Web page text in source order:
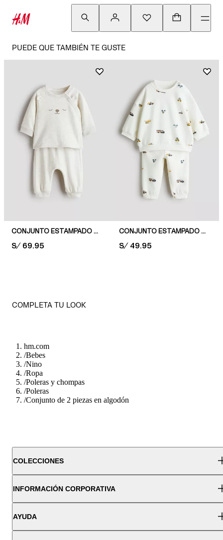
PUEDE QUE TAMBIÉN TE GUSTE
CONJUNTO ESTAMPADO DE 2 PIEZAS EN ALGODÓN
PRICE:
S/ 69.95
CONJUNTO ESTAMPADO DE 2 PIEZAS EN TEJIDO POLERA
PRICE:
S/ 49.95
COMPLETA TU LOOK
hm.com
/Bebes
/Nino
/Ropa
/Poleras y chompas
/Poleras
/Conjunto de 2 piezas en algodón
COLECCIONES
INFORMACIÓN CORPORATIVA
AYUDA